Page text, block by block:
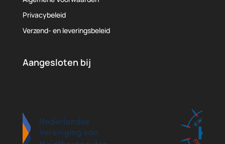
Privacybeleid
Verzend- en leveringsbeleid
Aangesloten bij